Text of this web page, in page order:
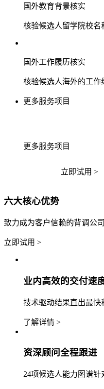
国外教育背景核实
核验候选人留学院校名
国外工作履历核实
核验候选人海外的工作
更多服务项目
更多服务项目
立即试用 >
六大核心优势
致力成为客户信赖的背调公司
立即试用 >
业内高效的交付速
技术驱动结果直出最快
了解详情 >
资深顾问全程跟进
24项候选人能力图谱针